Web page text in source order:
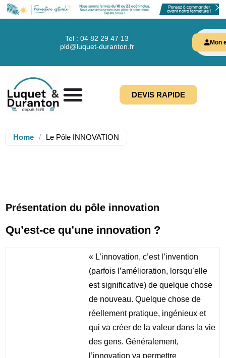
Tel : 04 82 29 47 13
pld@luquet-duranton.fr
Mon
DEVIS RAPIDE
Home / Le Pôle INNOVATION
Présentation du pôle innovation
Qu’est-ce qu’une innovation ?
« L’innovation, c’est l’invention
(parfois l’amélioration, lorsqu’elle
est significative) de quelque chose
de nouveau. Quelque chose de
réellement pratique, ingénieux et
qui va créer de la valeur dans la vie
des gens. Généralement,
l’innovation va permettre